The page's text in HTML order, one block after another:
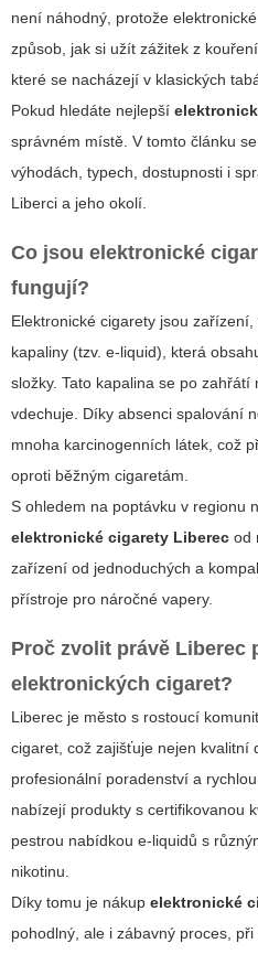
není náhodný, protože
způsob, jak si užít zážitek z
které se nacházejí v klasických
Pokud hledáte nejlepší
správném místě. V tomto článku
výhodách, typech, dostupnosti i
Liberci a jeho okolí.
Co jsou elektronické
fungují?
Elektronické cigarety jsou
kapaliny (tzv. e-liquid), která
složky. Tato kapalina se po
vdechuje. Díky absenci spalování
mnoha karcinogenních látek, což
oproti běžným cigaretám.
S ohledem na poptávku v regionu
elektronické cigarety Liberec od
zařízení od jednoduchých a
přístroje pro náročné vapery.
Proč zvolit právě Liberec
elektronických cigaret?
Liberec je město s rostoucí
cigaret, což zajišťuje nejen kvalitní
profesionální poradenství a
nabízejí produkty s certifikovanou
pestrou nabídkou e-liquidů s
nikotinu.
Díky tomu je nákup elektronické
pohodlný, ale i zábavný proces,